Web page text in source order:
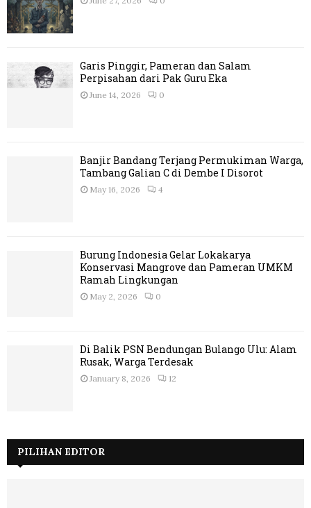
Garis Pinggir, Pameran dan Salam
Perpisahan dari Pak Guru Eka
June 14, 2026 0
Banjir Bandang Terjang Permukiman Warga,
Tambang Galian C di Dembe I Disorot
May 16, 2026 4
Burung Indonesia Gelar Lokakarya
Konservasi Mangrove dan Pameran UMKM
Ramah Lingkungan
May 2, 2026 0
Di Balik PSN Bendungan Bulango Ulu: Alam
Rusak, Warga Terdesak
January 8, 2026 12
PILIHAN EDITOR